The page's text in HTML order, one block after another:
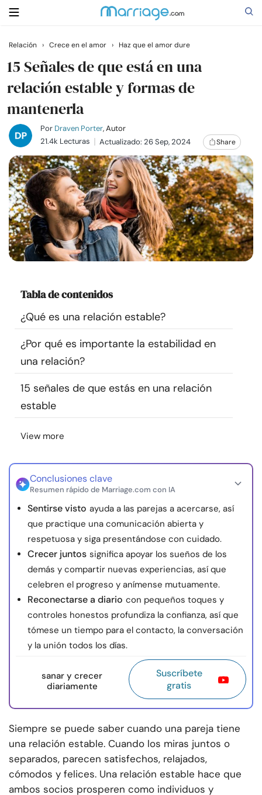
Buscar
Casarse
Relaciones
Familia
Ayuda
Cursos
Comunidad
Encuentra un terapeuta
Idioma ES
nosotros
Relación › Crece en el amor › Haz que el amor dure
15 Señales de que está en una
relación estable y formas de
mantenerla
Por Draven Porter, Autor
21.4k Lecturas
Actualizado: 26 Sep, 2024 Share
Tabla de contenidos
¿Qué es una relación estable?
¿Por qué es importante la estabilidad en
una relación?
15 señales de que estás en una relación
estable
View more
Conclusiones clave
Resumen rápido de Marriage.com con IA
Sentirse visto ayuda a las parejas a acercarse, así
que practique una comunicación abierta y
respetuosa y siga presentándose con cuidado.
Crecer juntos significa apoyar los sueños de los
demás y compartir nuevas experiencias, así que
celebren el progreso y anímense mutuamente.
Reconectarse a diario con pequeños toques y
controles honestos profundiza la confianza, así que
tómese un tiempo para el contacto, la conversación
y la unión todos los días.
sanar y crecer
diariamente
Suscríbete
gratis
Siempre se puede saber cuando una pareja tiene
una relación estable. Cuando los miras juntos o
separados, parecen satisfechos, relajados,
cómodos y felices. Una relación estable hace que
ambos socios prosperen como individuos y